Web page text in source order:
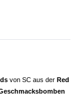
von SC aus der Red